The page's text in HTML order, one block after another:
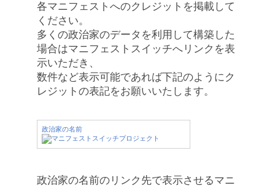
各マニフェストへのクレジットを掲載して
ください。
多くの政治家のデータを利用して構築した
場合はマニフェストスイッチへリンクを表
示いただき、
数件など表示可能であれば下記のようにク
レジットの表記をお願いいたします。
政治家の名前
政治家の名前のリンク先で表示させるマニ